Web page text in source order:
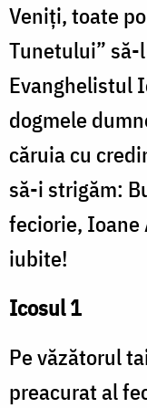
Veniţi, toate
Tunetului” să-
Evanghelistul
dogmele
căruia cu
să-i strigăm:
feciorie, Ioane
iubite!
Icosul 1
Pe văzătorul
preacurat al